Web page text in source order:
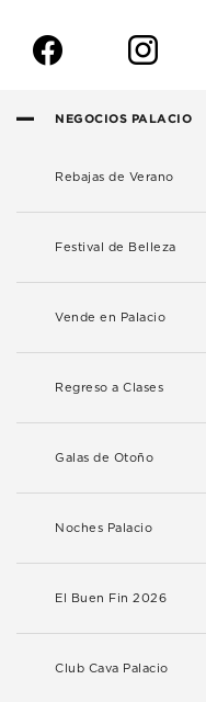
f i
NEGOCIOS PALACIO
Rebajas de Verano
Festival de Belleza
Vende en Palacio
Regreso a Clases
Galas de Otoño
Noches Palacio
El Buen Fin 2026
Club Cava Palacio